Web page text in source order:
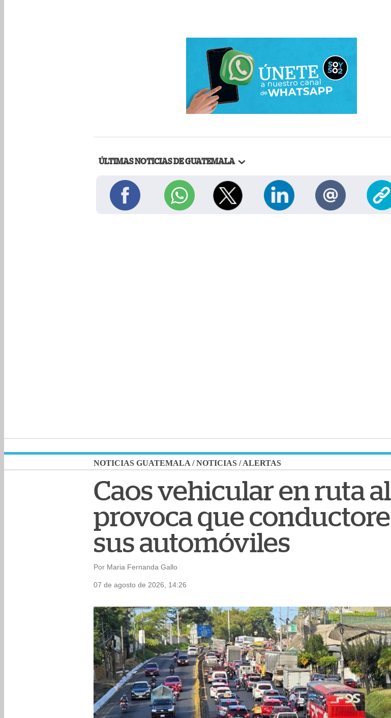
ÚLTIMAS NOTICIAS DE GUATEMALA
NOTICIAS GUATEMALA /NOTICIAS /ALERTAS
Caos vehicular en ruta
provoca que
sus automóviles
Por Maria Fernanda Gallo
07 de agosto de 2026, 14:26